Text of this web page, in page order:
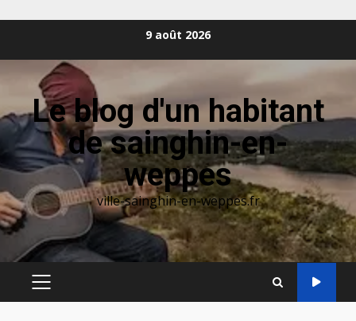
9 août 2026
Le blog d'un habitant
de sainghin-en-
weppes
ville-sainghin-en-weppes.fr
MENU